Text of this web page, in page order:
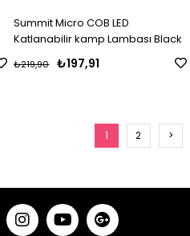
Summit Micro COB LED
Katlanabilir kamp Lambası Black
₺197,91
₺219,90
1 2 >